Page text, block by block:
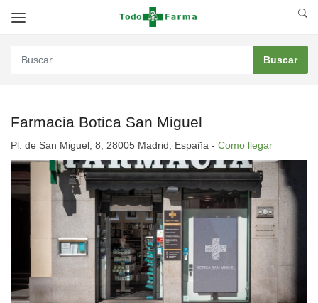
Farmacia Botica San Miguel
Pl. de San Miguel, 8, 28005 Madrid, España - Como llegar